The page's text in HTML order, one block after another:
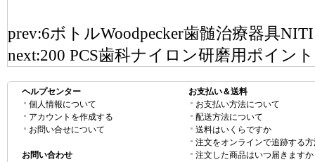
prev:6ボトルWoodpecker歯髄治療器具
next:200 PCS歯科ナイロン研磨用ポイン
ヘルプセンター
個人情報について
アカウントを作成する
お問い合せについて
お問い合わせ
お支払い＆送料
お支払い方法について
配送方法について
送料はいくらですか
注文をオンラインで追跡する
注文した商品はいつ届きますか